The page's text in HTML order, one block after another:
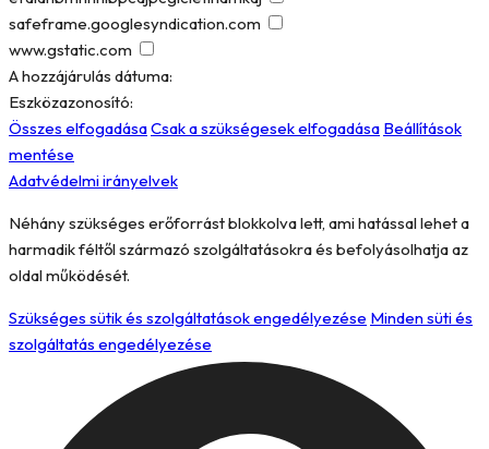
safeframe.googlesyndication.com
www.gstatic.com
A hozzájárulás dátuma:
Eszközazonosító:
Összes elfogadásaCsak a szükségesek elfogadása Beállítások
mentése
Adatvédelmi irányelvek
Néhány szükséges erőforrást blokkolva lett, ami hatással lehet a
harmadik féltől származó szolgáltatásokra és befolyásolhatja az
oldal működését.
Szükséges sütik és szolgáltatások engedélyezése Minden süti és
szolgáltatás engedélyezése